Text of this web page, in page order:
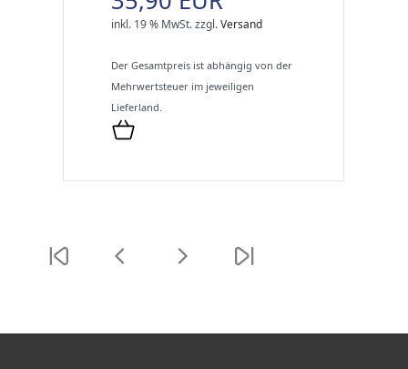
inkl. 19 % MwSt.zzgl.Versand
Der Gesamtpreis ist abhängig von der
Mehrwertsteuer im jeweiligen
Lieferland.